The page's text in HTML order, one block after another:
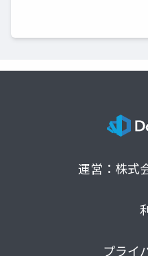
運営：株式
プライ